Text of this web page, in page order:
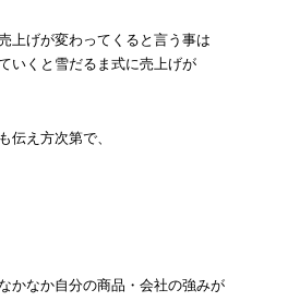
上げが変わってくると言う事は
いくと雪だるま式に売上げが
伝え方次第で、
かなか自分の商品・会社の強みが